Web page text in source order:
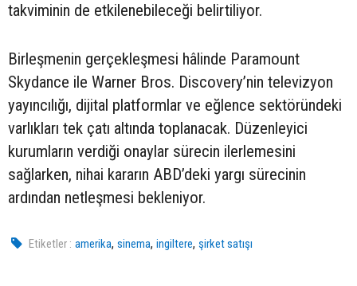
takviminin de etkilenebileceği belirtiliyor.
Birleşmenin gerçekleşmesi hâlinde Paramount
Skydance ile Warner Bros. Discovery’nin televizyon
yayıncılığı, dijital platformlar ve eğlence sektöründeki
varlıkları tek çatı altında toplanacak. Düzenleyici
kurumların verdiği onaylar sürecin ilerlemesini
sağlarken, nihai kararın ABD’deki yargı sürecinin
ardından netleşmesi bekleniyor.
Etiketler : amerika,sinema,ingiltere,şirket satışı